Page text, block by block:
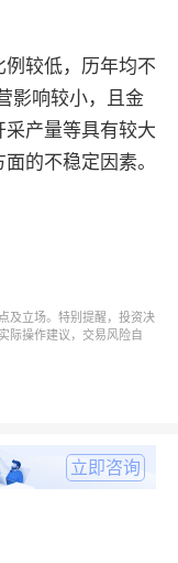
较低，历年均不
影响较小，且金
产量等具有较大
的不稳定因素。
及立场。特别提醒，投资决
际操作建议，交易风险自
立即咨询